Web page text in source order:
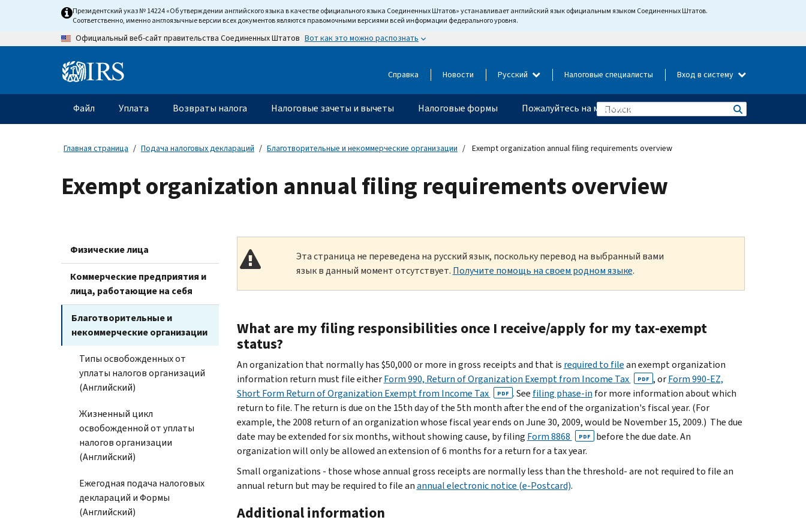
content
Президентский указ № 14224 «Об утверждении английского языка в качестве официального языка Соединенных Штатов» устанавливает английский язык официальным языком Соединенных Штатов.
Соответственно, именно англоязычные версии всех документов являются правомочными версиями всей информации федерального уровня.
Официальный веб-сайт правительства Соединенных Штатов Вот как это можно распознать
Information Справка Новости Русский Налоговые специалисты Вход в систему
Главное
меню
Файл Уплата Возвраты налога Налоговые зачеты и вычеты Налоговые формы Пожалуйтесь на мошенничество
Главная страница Подача налоговых деклараций Благотворительные и некоммерческие организации Exempt organization annual filing requirements overview
Exempt organization annual filing requirements overview
Физические лица
Коммерческие предприятия и
лица, работающие на себя
Благотворительные и
некоммерческие организации
Типы освобожденных от
уплаты налогов организаций
(Английский)
Жизненный цикл
освобожденной от уплаты
налогов организации
(Английский)
Ежегодная подача налоговых
деклараций и Формы
(Английский)
Эта страница не переведена на русский язык, поскольку перевод на выбранный вами
язык в данный момент отсутствует. Получите помощь на своем родном языке.
What are my filing responsibilities once I receive/apply for my tax-exempt
status?
An organization that normally has $50,000 or more in gross receipts and that is required to filean exempt organization
information return must file eitherForm 990, Return of Organization Exempt from Income Tax PDF , orForm 990-EZ,
Short Form Return of Organization Exempt from Income Tax
PDF . See filing phase-in for more information about which
return to file. The return is due on the 15th day of the 5th month after the end of the organization's fiscal year. (For
example, the 2008 return of an organization whose fiscal year ends on June 30, 2009, would be November 15, 2009.) The due
date may be extended for six months, without showing cause, by filing Form 8868 PDF
before the due date. An
organization will only be allowed an extension of 6 months for a return for a tax year.
Small organizations - those whose annual gross receipts are normally less than the threshold- are not required to file an
annual return but may be required to file anannual electronic notice (e-Postcard).
Additional information